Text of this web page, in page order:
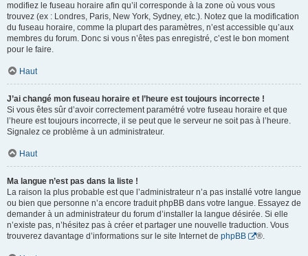
modifiez le fuseau horaire afin qu’il corresponde à la zone où vous vous
trouvez (ex : Londres, Paris, New York, Sydney, etc.). Notez que la modification
du fuseau horaire, comme la plupart des paramètres, n’est accessible qu’aux
membres du forum. Donc si vous n’êtes pas enregistré, c’est le bon moment
pour le faire.
Haut
J’ai changé mon fuseau horaire et l’heure est toujours incorrecte !
Si vous êtes sûr d’avoir correctement paramétré votre fuseau horaire et que
l’heure est toujours incorrecte, il se peut que le serveur ne soit pas à l’heure.
Signalez ce problème à un administrateur.
Haut
Ma langue n’est pas dans la liste !
La raison la plus probable est que l’administrateur n’a pas installé votre langue
ou bien que personne n’a encore traduit phpBB dans votre langue. Essayez de
demander à un administrateur du forum d’installer la langue désirée. Si elle
n’existe pas, n’hésitez pas à créer et partager une nouvelle traduction. Vous
trouverez davantage d’informations sur le site Internet de phpBB ®.